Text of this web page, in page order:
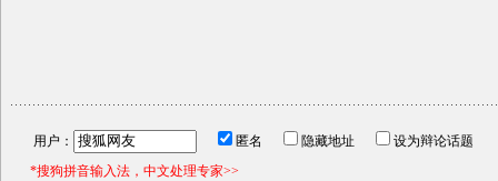
用户： 匿名 隐藏地址
设为辩论话题
*搜狗拼音输入法，中文处理专家>>